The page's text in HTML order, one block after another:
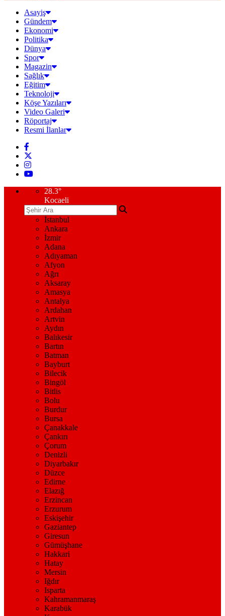
Asayiş
Gündem
Ekonomi
Politika
Dünya
Spor
Magazin
Sağlık
Eğitim
Teknoloji
Köşe Yazıları
Video Galeri
Röportaj
Resmi İlanlar
28.3°
Kocaeli
İstanbul
Ankara
İzmir
Adana
Adıyaman
Afyon
Ağrı
Aksaray
Amasya
Antalya
Ardahan
Artvin
Aydın
Balıkesir
Bartın
Batman
Bayburt
Bilecik
Bingöl
Bitlis
Bolu
Burdur
Bursa
Çanakkale
Çankırı
Çorum
Denizli
Diyarbakır
Düzce
Edirne
Elazığ
Erzincan
Erzurum
Eskişehir
Gaziantep
Giresun
Gümüşhane
Hakkari
Hatay
Mersin
Iğdır
Isparta
Kahramanmaraş
Karabük